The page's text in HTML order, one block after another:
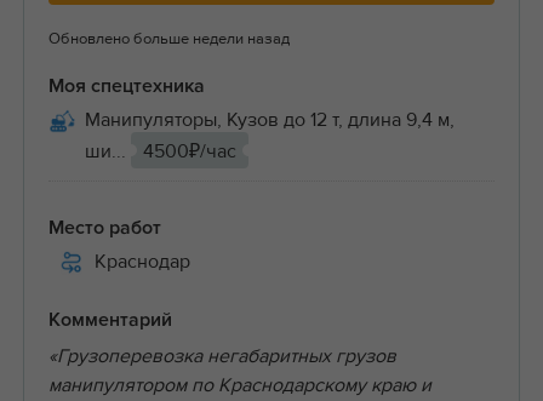
Обновлено больше недели назад
Моя спецтехника
Манипуляторы, Кузов до 12 т, длина 9,4 м,
ши...
4500₽/час
Место работ
Краснодар
Комментарий
«Грузоперевозка негабаритных грузов
манипулятором по Краснодарскому краю и